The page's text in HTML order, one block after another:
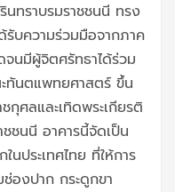
นทราบรมราชชนนี ทรง
บความร่วมมือจากภาค
นมีผู้จิตศรัทธาได้ร่วม
ทันตแพทยศาสตร์ ขึ้น
ศลและเทิดพระเกียรติ
ชนนี อาคารนี้จัดเป็น
นประเทศไทย ที่ให้การ
องปาก กระดูกขา